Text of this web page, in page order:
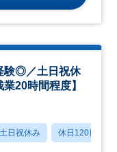
験◎／土日祝休
20時間程度】
土日祝休み 休日120日以上